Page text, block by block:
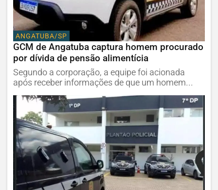
ANGATUBA/SP
GCM de Angatuba captura homem procurado
por dívida de pensão alimentícia
Segundo a corporação, a equipe foi acionada
após receber informações de que um homem...